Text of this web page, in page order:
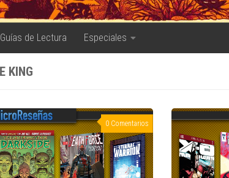
Guías de Lectura Especiales
KING
0 Comentarios